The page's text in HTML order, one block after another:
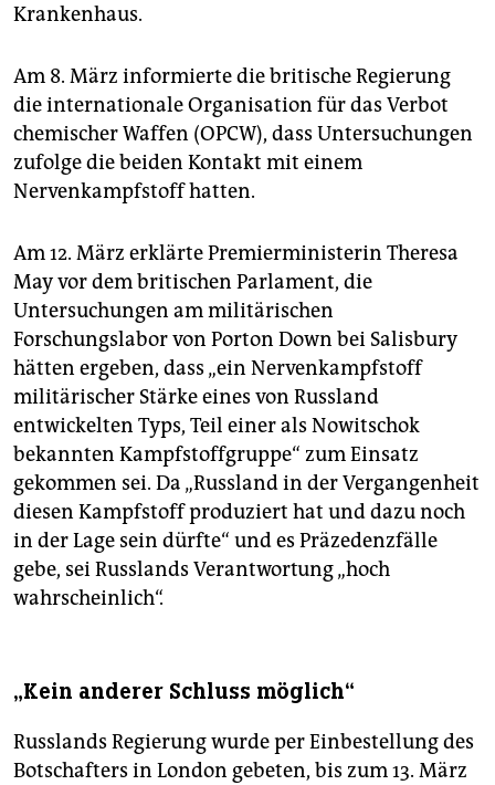
Krankenhaus.
Am 8. März informierte die britische Regierung
die internationale Organisation für das Verbot
chemischer Waffen (OPCW), dass Untersuchungen
zufolge die beiden Kontakt mit einem
Nervenkampfstoff hatten.
Am 12. März erklärte Premierministerin Theresa
May vor dem britischen Parlament, die
Untersuchungen am militärischen
Forschungslabor von Porton Down bei Salisbury
hätten ergeben, dass „ein Nervenkampfstoff
militärischer Stärke eines von Russland
entwickelten Typs, Teil einer als Nowitschok
bekannten Kampfstoffgruppe“ zum Einsatz
gekommen sei. Da „Russland in der Vergangenheit
diesen Kampfstoff produziert hat und dazu noch
in der Lage sein dürfte“ und es Präzedenzfälle
gebe, sei Russlands Verantwortung „hoch
wahrscheinlich“.
„Kein anderer Schluss möglich“
Russlands Regierung wurde per Einbestellung des
Botschafters in London gebeten, bis zum 13. März